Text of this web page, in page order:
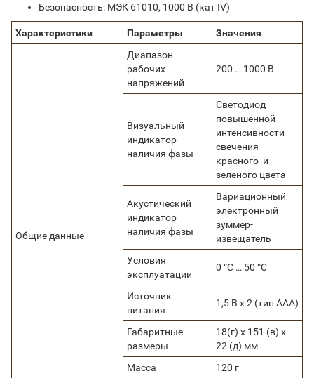
Безопасность: МЭК 61010, 1000 В (кат IV)
Характеристики Параметры Значения
Общие данные
Диапазон
рабочих
напряжений
200 … 1000 В
Визуальный
индикатор
наличия фазы
Светодиод
повышенной
интенсивности
свечения
красного и
зеленого цвета
Акустический
индикатор
наличия фазы
Вариационный
электронный
зуммер-
извещатель
Условия
эксплуатации
0 °C … 50 °C
Источник
питания
1,5 В х 2 (тип AAA)
Габаритные
размеры
18(г) х 151 (в) х
22 (д) мм
Масса
120 г